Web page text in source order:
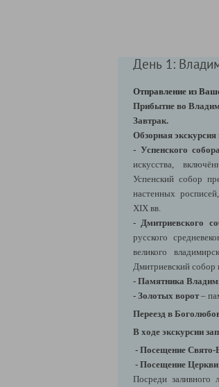
День 1:
Отправление из
Прибытие во
Завтрак.
Обзорная
- Успенского собора
искусства,
Успенский собор
настенных
XIX вв.
- Дмитриевского
русского
великого
Дмитриевский
- Памятника
- Золотых ворот–
Переезд в
В ходе экскурсии
- Посещение
- Посещение
Посреди заливного